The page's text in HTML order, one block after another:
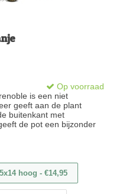
Op voorraad
is een niet
geeft aan de plant
buitenkant met
de pot een bijzonder
hoog - €14,95